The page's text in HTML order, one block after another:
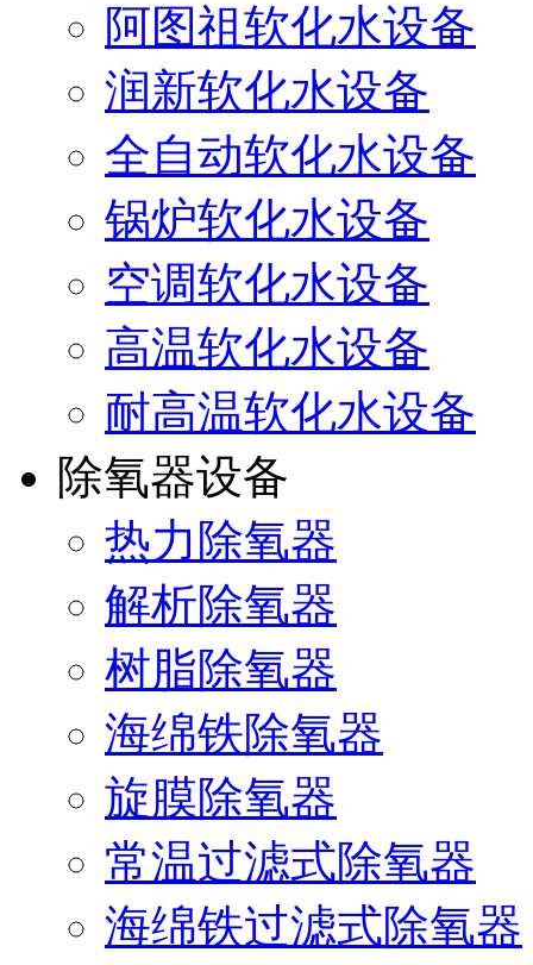
阿图祖软化水设备
润新软化水设备
全自动软化水设备
锅炉软化水设备
空调软化水设备
高温软化水设备
耐高温软化水设备
除氧器设备
热力除氧器
解析除氧器
树脂除氧器
海绵铁除氧器
旋膜除氧器
常温过滤式除氧器
海绵铁过滤式除氧器